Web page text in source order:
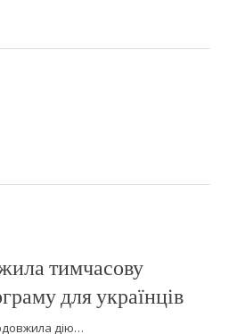
тимчасову
для українців
дію…